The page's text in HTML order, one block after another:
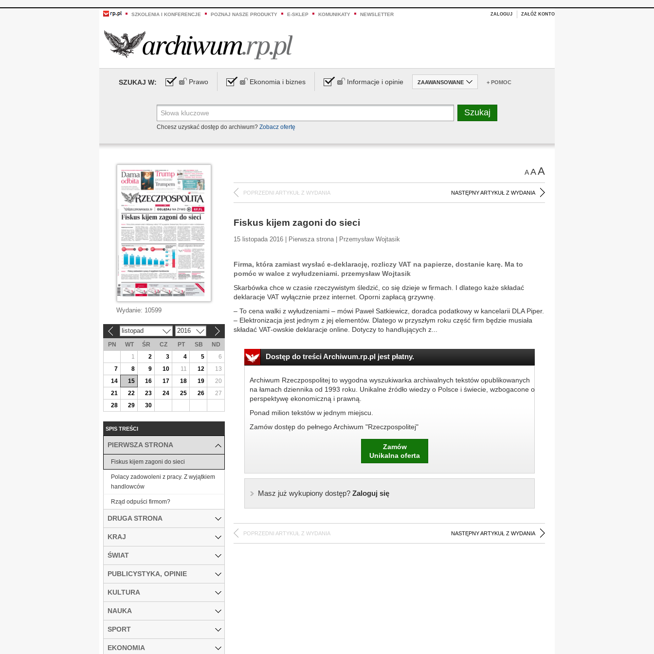
SZKOLENIA I KONFERENCJE POZNAJ NASZE PRODUKTY E-SKLEP KOMUNIKATY NEWSLETTER ZALOGUJ ZAŁÓŻ KONTO
SZUKAJ W: Prawo Ekonomia i biznes Informacje i opinie ZAAWANSOWANE + POMOC
Chcesz uzyskać dostęp do archiwum? Zobacz ofertę
AAA
POPRZEDNI ARTYKUŁ Z WYDANIA NASTĘPNY ARTYKUŁ Z WYDANIA
Fiskus kijem zagoni do sieci
15 listopada 2016 | Pierwsza strona | Przemysław Wojtasik
Firma, która zamiast wysłać e-deklarację, rozliczy VAT na papierze, dostanie karę. Ma to
pomóc w walce z wyłudzeniami. przemysław Wojtasik
Skarbówka chce w czasie rzeczywistym śledzić, co się dzieje w firmach. I dlatego każe składać
deklaracje VAT wyłącznie przez internet. Oporni zapłacą grzywnę.
– To cena walki z wyłudzeniami – mówi Paweł Satkiewicz, doradca podatkowy w kancelarii DLA Piper.
– Elektronizacja jest jednym z jej elementów. Dlatego w przyszłym roku część firm będzie musiała
składać VAT-owskie deklaracje online. Dotyczy to handlujących z...
Dostęp do treści Archiwum.rp.pl jest płatny.
Archiwum Rzeczpospolitej to wygodna wyszukiwarka archiwalnych tekstów opublikowanych
na łamach dziennika od 1993 roku. Unikalne źródło wiedzy o Polsce i świecie, wzbogacone o
perspektywę ekonomiczną i prawną.
Ponad milion tekstów w jednym miejscu.
Zamów dostęp do pełnego Archiwum "Rzeczpospolitej"
Zamów
Unikalna oferta
Masz już wykupiony dostęp?Zaloguj się
POPRZEDNI ARTYKUŁ Z WYDANIA NASTĘPNY ARTYKUŁ Z WYDANIA
Wydanie: 10599
listopad 2016
PN WT ŚR CZ PT SB
ND
1
2 3 4 5
6
7
8 9 10 11 12
13
14
15 16 17 18 19
20
21
22 23 24 25 26
27
28
29 30
SPIS TREŚCI
PIERWSZA STRONA
Fiskus kijem zagoni do sieci
Polacy zadowoleni z pracy. Z wyjątkiem
handlowców
Rząd odpuści firmom?
DRUGA STRONA
KRAJ
ŚWIAT
PUBLICYSTYKA, OPINIE
KULTURA
NAUKA
SPORT
EKONOMIA